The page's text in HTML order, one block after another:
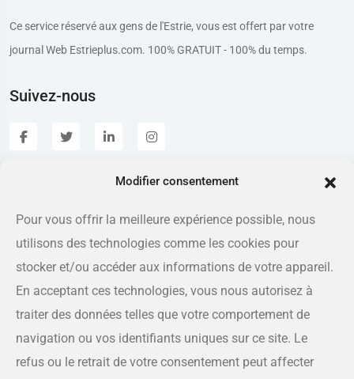
Modifier consentement
Pour vous offrir la meilleure expérience possible, nous
utilisons des technologies comme les cookies pour
stocker et/ou accéder aux informations de votre appareil.
En acceptant ces technologies, vous nous autorisez à
traiter des données telles que votre comportement de
navigation ou vos identifiants uniques sur ce site. Le
refus ou le retrait de votre consentement peut affecter
Ce service réservé aux gens de l'Estrie, vous est offert par votre
journal Web Estrieplus.com. 100% GRATUIT - 100% du temps.
Suivez-nous
Adresse
175 rue Queen, Sherbrooke QC J1L 1K1
Téléphone
819-566-8810